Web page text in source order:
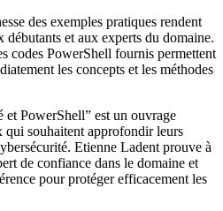
des exemples pratiques rendent
débutants et aux experts du domaine.
codes PowerShell fournis permettent
les concepts et les méthodes
PowerShell” est un ouvrage
souhaitent approfondir leurs
Etienne Ladent prouve à
de confiance dans le domaine et
pour protéger efficacement les